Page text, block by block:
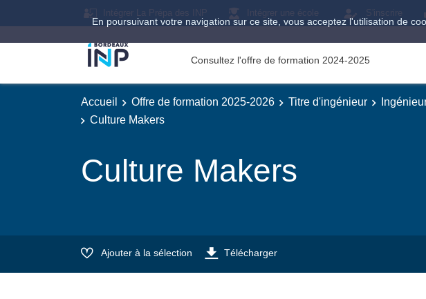
En poursuivant votre navigation sur ce site, vous acceptez l'utilisation de
Intégrer La Prépa des INP Intégrer une école S'inscrire
Consultez l'offre de formation 2024-2025
Accueil Offre de formation 2025-2026 Titre d'ingénieur
Culture Makers
Culture Makers
Ajouter à la sélection Télécharger